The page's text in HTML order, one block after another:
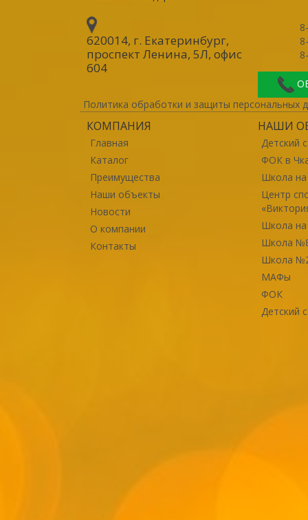
620014, г. Екатеринбург,
проспект Ленина, 5Л, офис
604
Политика обработки и защиты персональных
КОМПАНИЯ
Главная
Каталог
Преимущества
Наши объекты
Новости
О компании
Контакты
НАШИ
Детский
ФОК в
Школа
Центр
Школа
Школа
Школа
МАФы
ФОК
Детский